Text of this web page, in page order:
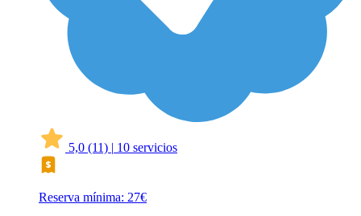
5,0 (11) | 10 servicios
Reserva mínima: 27€